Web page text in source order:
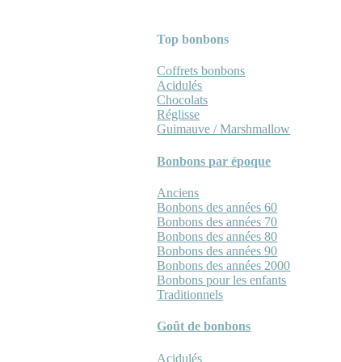
Top bonbons
Coffrets bonbons
Acidulés
Chocolats
Réglisse
Guimauve / Marshmallow
Bonbons par époque
Anciens
Bonbons des années 60
Bonbons des années 70
Bonbons des années 80
Bonbons des années 90
Bonbons des années 2000
Bonbons pour les enfants
Traditionnels
Goût de bonbons
Acidulés